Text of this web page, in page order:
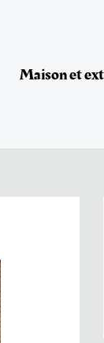
Maison et